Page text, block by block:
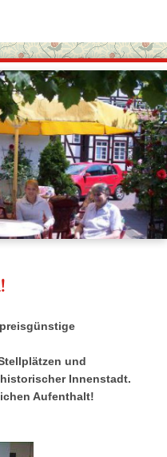
und
Innenstadt.
Aufenthalt!